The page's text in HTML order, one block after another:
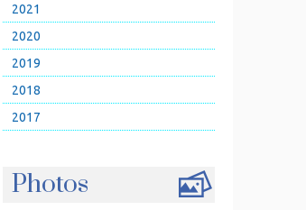
2021
2020
2019
2018
2017
Photos